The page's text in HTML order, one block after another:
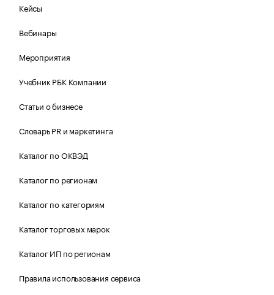
Кейсы
Вебинары
Мероприятия
Учебник РБК Компании
Статьи о бизнесе
Словарь PR и маркетинга
Каталог по ОКВЭД
Каталог по регионам
Каталог по категориям
Каталог торговых марок
Каталог ИП по регионам
Правила использования сервиса